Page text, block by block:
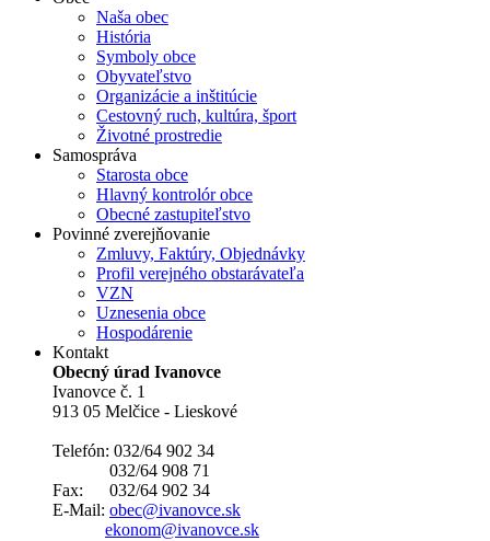
Naša obec
História
Symboly obce
Obyvateľstvo
Organizácie a inštitúcie
Cestovný ruch, kultúra, šport
Životné prostredie
Samospráva
Starosta obce
Hlavný kontrolór obce
Obecné zastupiteľstvo
Povinné zverejňovanie
Zmluvy, Faktúry, Objednávky
Profil verejného obstarávateľa
VZN
Uznesenia obce
Hospodárenie
Kontakt
Obecný úrad Ivanovce
Ivanovce č. 1
913 05 Melčice - Lieskové
Telefón: 032/64 902 34
032/64 908 71
Fax: 032/64 902 34
E-Mail: obec@ivanovce.sk
ekonom@ivanovce.sk